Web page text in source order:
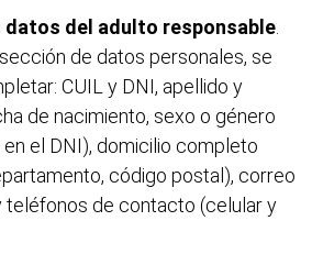
datos del adulto responsable
de datos personales, se
CUIL y DNI, apellido y
de nacimiento, sexo o género
en el DNI), domicilio completo
código postal), correo
teléfonos de contacto (celular y